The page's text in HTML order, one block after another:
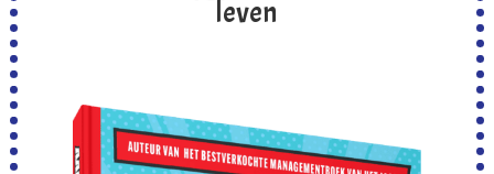
leven